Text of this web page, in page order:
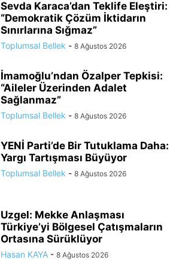
Sevda Karaca’dan Teklife Eleştiri:
“Demokratik Çözüm İktidarın
Sınırlarına Sığmaz”
Toplumsal Bellek - 8 Ağustos 2026
İmamoğlu’ndan Özalper Tepkisi:
“Aileler Üzerinden Adalet
Sağlanmaz”
Toplumsal Bellek - 8 Ağustos 2026
YENİ Parti’de Bir Tutuklama Daha:
Yargı Tartışması Büyüyor
Toplumsal Bellek - 8 Ağustos 2026
Uzgel: Mekke Anlaşması
Türkiye’yi Bölgesel Çatışmaların
Ortasına Sürüklüyor
Hasan KAYA - 8 Ağustos 2026